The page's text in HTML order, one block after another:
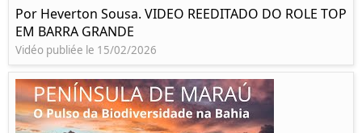
Por Heverton Sousa. VIDEO REEDITADO DO ROLE TOP
EM BARRA GRANDE
Vidéo publiée le 15/02/2026